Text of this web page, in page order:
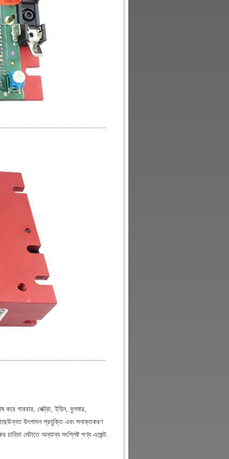
গারবার, লেক্ট্রা, ইয়িন, বুলমার,
উৎপাদন প্রযুক্তি এবং সনাক্তকরণ
মেটাতে অন্যান্য সংশ্লিষ্ট পণ্য এজেন্ট.